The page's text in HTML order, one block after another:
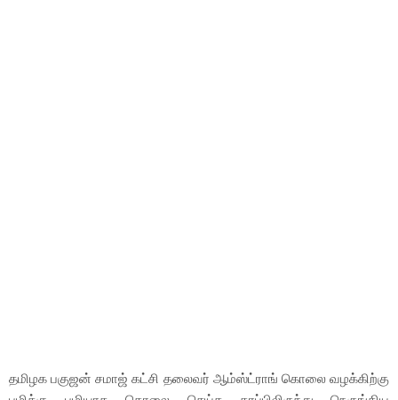
தமிழக பகுஜன் சமாஜ் கட்சி தலைவர் ஆம்ஸ்ட்ராங் கொலை வழக்கிற்கு